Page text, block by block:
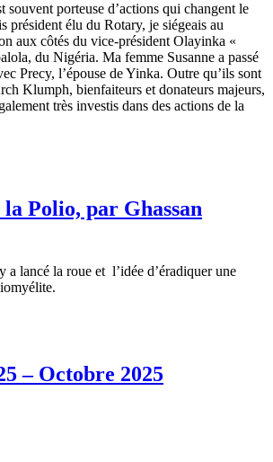
souvent porteuse d’actions qui changent le
président élu du Rotary, je siégeais au
aux côtés du vice-président Olayinka «
du Nigéria. Ma femme Susanne a passé
Precy, l’épouse de Yinka. Outre qu’ils sont
Klumph, bienfaiteurs et donateurs majeurs,
très investis dans des actions de la
Polio, par Ghassan
a lancé la roue et l’idée d’éradiquer une
– Octobre 2025